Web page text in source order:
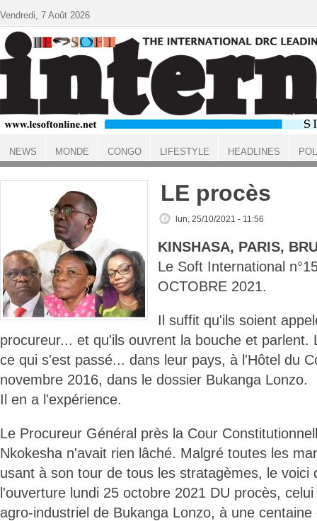
ACCUEIL
LE procès
lun, 25/10/2021 - 11:56
KINSHASA, PARIS,
Le Soft International
OCTOBRE 2021.
Il suffit qu'ils soient
procureur... et qu'ils ouvrent la bouche et parlent.
ce qui s'est passé... dans leur pays, à l'Hôtel du
novembre 2016, dans le dossier Bukanga Lonzo.
Il en a l'expérience.
Le Procureur Général près la Cour
Nkokesha n'avait rien lâché. Malgré toutes les
usant à son tour de tous les stratagèmes, le voici
l'ouverture lundi 25 octobre 2021 DU procès,
agro-industriel de Bukanga Lonzo, à une
Vendredi, 7 Août 2026
NEWS MONDE CONGO LIFESTYLE HEADLINES